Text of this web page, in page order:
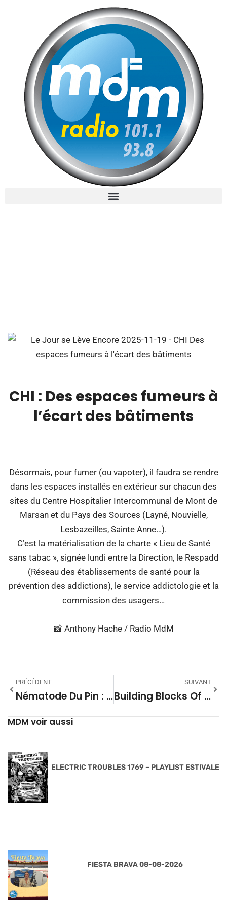
CHI : Des espaces fumeurs à
l’écart des bâtiments
Désormais, pour fumer (ou vapoter), il faudra se rendre
dans les espaces installés en extérieur sur chacun des
sites du Centre Hospitalier Intercommunal de Mont de
Marsan et du Pays des Sources (Layné, Nouvielle,
Lesbazeilles, Sainte Anne…).
C’est la matérialisation de la charte « Lieu de Santé
sans tabac », signée lundi entre la Direction, le Respadd
(Réseau des établissements de santé pour la
prévention des addictions), le service addictologie et la
commission des usagers…
📸 Anthony Hache / Radio MdM
PRÉCÉDENT
Nématode Du Pin : « Tout Le Monde Devrait Avoir Son Sapin À Noël »
SUIVANT
Building Blocks Of Life : En Anglais Dans Le Texte
MDM voir aussi
ELECTRIC TROUBLES 1769 – PLAYLIST ESTIVALE
FIESTA BRAVA 08-08-2026